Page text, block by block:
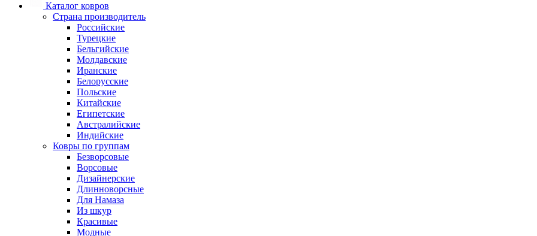
Каталог ковров
Страна производитель
Российские
Турецкие
Бельгийские
Молдавские
Иранские
Белорусские
Польские
Китайские
Египетские
Австралийские
Индийские
Ковры по группам
Безворсовые
Ворсовые
Дизайнерские
Длинноворсные
Для Намаза
Из шкур
Красивые
Модные